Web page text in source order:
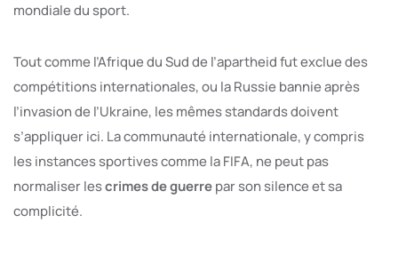
mondiale du sport.
Tout comme l’Afrique du Sud de l’apartheid fut exclue des
compétitions internationales, ou la Russie bannie après
l’invasion de l’Ukraine, les mêmes standards doivent
s’appliquer ici. La communauté internationale, y compris
les instances sportives comme la FIFA, ne peut pas
normaliser lescrimes de guerrepar son silence et sa
complicité.